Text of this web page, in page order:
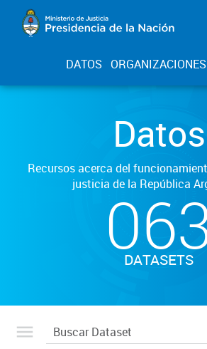
DATOS ORGANIZACIONES
Datos
Recursos acerca del
justicia de la República
DATASETS